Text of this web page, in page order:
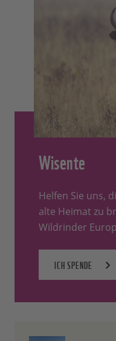
Wisente
Helfen Sie uns,
alte Heimat zu
Wildrinder
ICH SPENDE